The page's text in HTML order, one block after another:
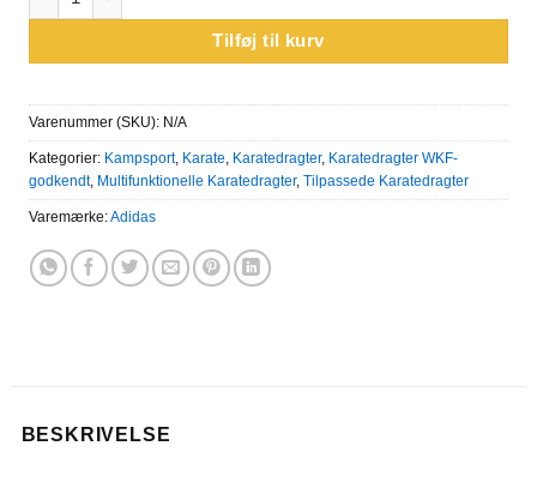
Tilføj til kurv
Varenummer (SKU): N/A
Kategorier: Kampsport, Karate, Karatedragter, Karatedragter WKF-
godkendt, Multifunktionelle Karatedragter, Tilpassede Karatedragter
Varemærke:Adidas
BESKRIVELSE